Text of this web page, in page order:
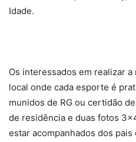
Idade.
Os interessados em realizar
local onde cada esporte é
munidos de RG ou certidão
de residência e duas fotos
estar acompanhados dos